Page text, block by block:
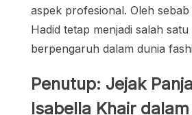
aspek profesional. Oleh sebab
Hadid tetap menjadi salah
berpengaruh dalam dunia
Penutup: Jejak
Isabella Khair